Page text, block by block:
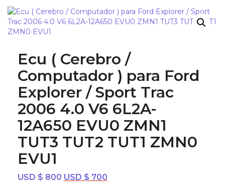
¡OFERTA!
Ecu ( Cerebro /
Computador ) para Ford
Explorer / Sport Trac
2006 4.0 V6 6L2A-
12A650 EVU0 ZMN1
TUT3 TUT2 TUT1 ZMN0
EVU1
USD $800 El
USD $ 700